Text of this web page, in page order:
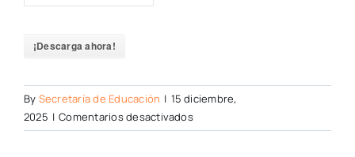
¡Descarga ahora!
By Secretaría de Educación | 15 diciembre,
2025 | Comentarios desactivadosen